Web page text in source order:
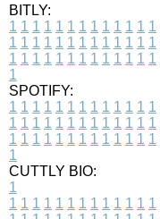
BITLY:
1 1 1 1 1 1 1 1 1 1 1 1 1
1 1 1 1 1 1 1 1 1 1 1 1 1
1 1 1 1 1 1 1 1 1 1 1 1 1
1
SPOTIFY:
1 1 1 1 1 1 1 1 1 1 1 1 1
1 1 1 1 1 1 1 1 1 1 1 1 1
1 1 1 1 1 1 1 1 1 1 1 1 1
1
CUTTLY BIO:
1
1 1 1 1 1 1 1 1 1 1 1 1 1